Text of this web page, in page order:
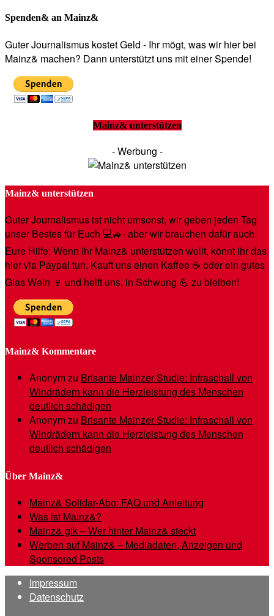
Spenden& an Mainz&
Guter Journalismus kostet Geld - Ihr mögt, was wir hier bei
Mainz& machen? Dann unterstützt uns mit einer Spende!
Mainz& unterstützen
- Werbung -
Mainz& unterstützen
Guter Journalismus ist nicht umsonst, wir geben jeden Tag
unser Bestes für Euch 💻🚙- aber wir brauchen dafür auch
Eure Hilfe: Wenn Ihr Mainz& unterstützen wollt, könnt Ihr das
hier via Paypal tun. Kauft uns einen Kaffee ☕️ oder ein gutes
Glas Wein 🍷 und helft uns, in Schwung 💪 zu bleiben!
Mainz& Kommentare
Anonymzu Brisante Mainzer Studie: Infraschall von
Windrädern kann die Herzleistung des Menschen
deutlich schädigen
Anonymzu Brisante Mainzer Studie: Infraschall von
Windrädern kann die Herzleistung des Menschen
deutlich schädigen
Über Mainz&
Mainz& Solidar-Abo: FAQ und Anleitung
Was ist Mainz&?
Mainz& gik – Wer hinter Mainz& steckt
Werben auf Mainz& – Mediadaten, Anzeigen und
Sponsored Posts
Impressum
Datenschutz